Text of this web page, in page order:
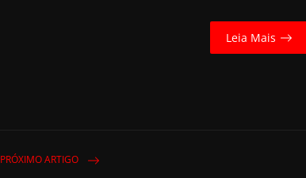
Leia Mais
PRÓXIMO ARTIGO